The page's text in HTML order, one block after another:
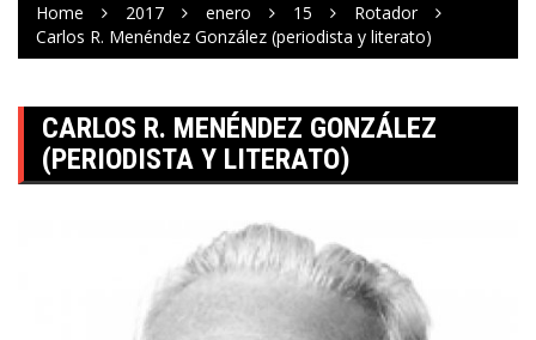
Home 2017 enero 15
Rotador
Carlos R. Menéndez González (periodista y literato)
CARLOS R. MENÉNDEZ GONZÁLEZ
(PERIODISTA Y LITERATO)